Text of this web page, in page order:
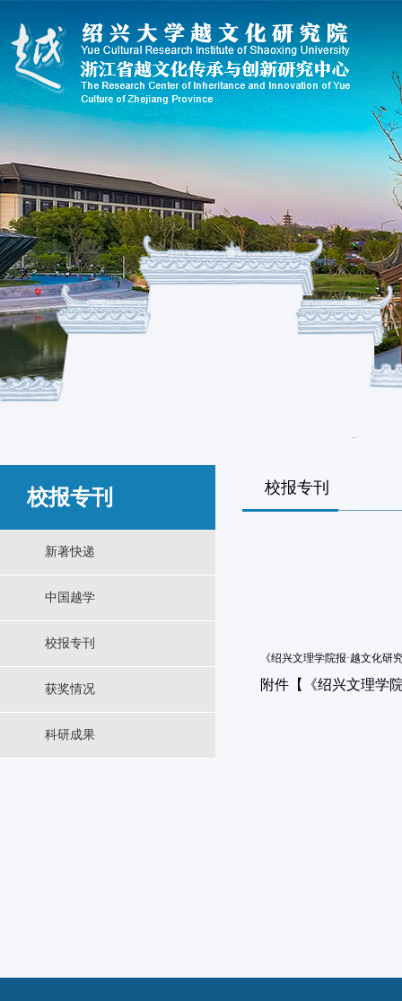
校报专刊
新著快递
中国越学
校报专刊
获奖情况
科研成果
校报专刊
《绍兴文理学院报·越文化研
附件【 《绍兴文理学